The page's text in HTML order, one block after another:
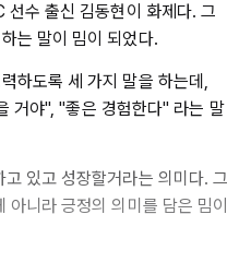
수 출신 김동현이 화제다. 그
는 말이 밈이 되었다.
하도록 세 가지 말을 하는데,
거야", "좋은 경험한다" 라는 말
있고 성장할거라는 의미다. 그
니라 긍정의 의미를 담은 밈이